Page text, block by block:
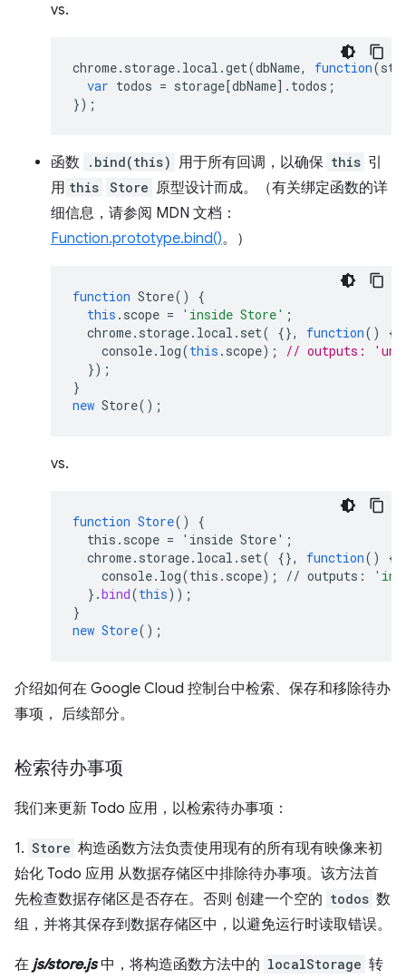
vs.
chrome. storage. local .get(dbName, function(
var todos = storage [dbName]. todos ;
});
函数 .bind(this) 用于所有回调，以确保 this 引
用 this Store 原型设计而成。（有关绑定函数的详
细信息，请参阅 MDN 文档：
Function.prototype.bind()。）
function Store()
{
this . scope = 'inside Store' ;
chrome. storage. local . set( {}, function()
{
console. log(this . scope);
// outputs:
});
}
new Store();
vs.
function Store()
{
this.scope = 'inside Store' ;
chrome.storage.local.set( {}, function()
{
console.log(this.scope) ; // outputs :
}.bind(this));
}
new Store();
介绍如何在 Google Cloud 控制台中检索、保存和移除待办
事项， 后续部分。
检索待办事项
我们来更新 Todo 应用，以检索待办事项：
1. Store 构造函数方法负责使用现有的所有现有映像来初
始化 Todo 应用 从数据存储区中排除待办事项。该方法首
先检查数据存储区是否存在。否则 创建一个空的 todos 数
组，并将其保存到数据存储区中，以避免运行时读取错误。
在 js/store.js中，将构造函数方法中的 localStorage 转